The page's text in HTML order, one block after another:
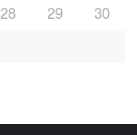
28 29
30